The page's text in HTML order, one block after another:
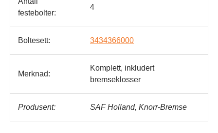
festebolter:
4
Boltesett: 3434366000
Merknad:
Komplett, inkludert
bremseklosser
Produsent: SAF Holland, Knorr-Bremse